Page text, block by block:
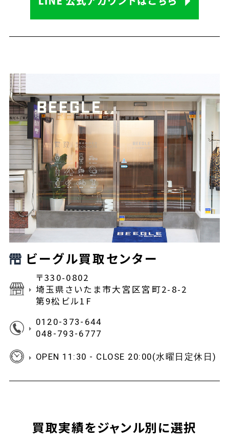
ビーグル買取センター
〒330-0802
埼玉県さいたま市大宮区宮町2-8-2
第9松ビル1F
0120-373-644
048-793-6777
OPEN 11:30 - CLOSE 20:00(水曜日定休日)
買取実績をジャンル別に選択